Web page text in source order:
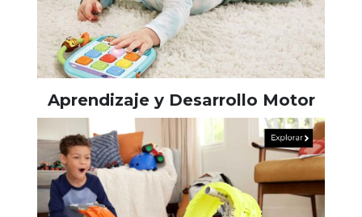
Aprendizaje y Desarrollo Motor